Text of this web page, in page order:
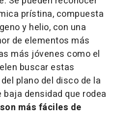
prístina, compuesta
y helio, con una
de elementos más
más jóvenes como el
buscar estas
plano del disco de la
baja densidad que rodea
más fáciles de